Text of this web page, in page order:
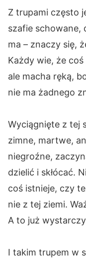
Z trupami często
szafie schowane,
ma – znaczy się,
Każdy wie, że
ale macha ręką,
nie ma żadnego
Wyciągnięte z tej
zimne, martwe,
niegroźne,
dzielić i skłócać.
coś istnieje, czy
nie z tej ziemi.
A to już
I takim trupem w